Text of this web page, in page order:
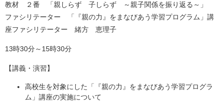
教材 ２番 「親しらず 子しらず ～親子関係を振り返る～」
ファシリテーター 「『親の力』をまなびあう学習プログラム」講
座ファシリテーター 緒方 恵理子
13時30分～15時30分
【講義・演習】
高校生を対象にした「『親の力』をまなびあう学習プログラ
ム」講座の実施について